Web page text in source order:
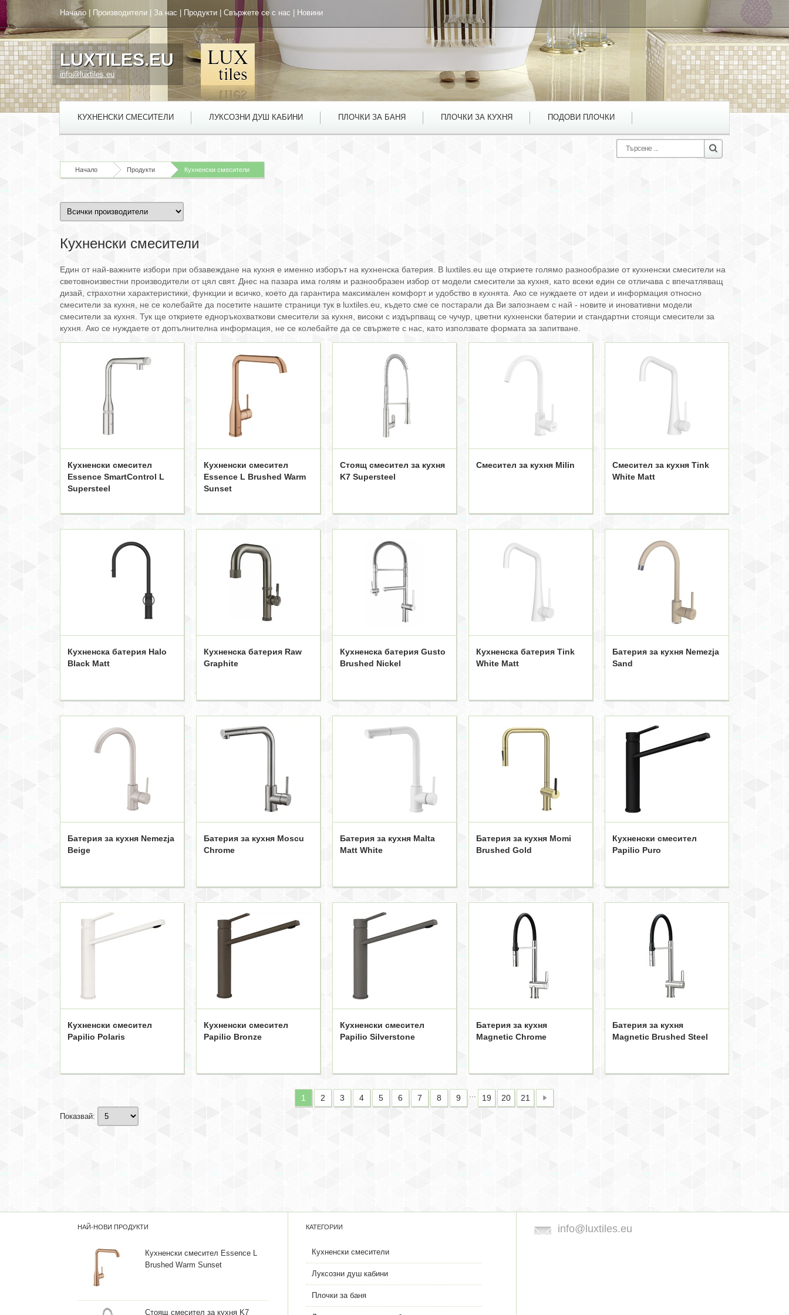
Начало Производители За нас Продукти Свържете се с нас Новини
LUXTILES.EU
info@luxtiles.eu
КУХНЕНСКИ СМЕСИТЕЛИ ЛУКСОЗНИ ДУШ КАБИНИ ПЛОЧКИ ЗА БАНЯ ПЛОЧКИ ЗА КУХНЯ ПОДОВИ ПЛОЧКИ
Начало Продукти Кухненски смесители
Кухненски смесители
Един от най-важните избори при обзавеждане на кухня е именно изборът на кухненска батерия. В luxtiles.eu ще откриете голямо разнообразие от кухненски смесители на
световноизвестни производители от цял свят. Днес на пазара има голям и разнообразен избор от модели смесители за кухня, като всеки един се отличава с впечатляващ
дизай, страхотни характеристики, функции и всичко, което да гарантира максимален комфорт и удобство в кухнята. Ако се нуждаете от идеи и информация относно
смесители за кухня, не се колебайте да посетите нашите страници тук в luxtiles.eu, където сме се постарали да Ви запознаем с най - новите и иновативни модели
смесители за кухня. Тук ще откриете едноръкохваткови смесители за кухня, високи с издърпващ се чучур, цветни кухненски батерии и стандартни стоящи смесители за
кухня. Ако се нуждаете от допълнителна информация, не се колебайте да се свържете с нас, като използвате формата за запитване.
Кухненски смесител
Essence SmartControl L
Supersteel
Кухненски смесител
Essence L Brushed Warm
Sunset
Стоящ смесител за кухня
K7 Supersteel
Смесител за кухня Milin
Смесител за кухня Tink
White Matt
Кухненска батерия Halo
Black Matt
Кухненска батерия Raw
Graphite
Кухненска батерия Gusto
Brushed Nickel
Кухненска батерия Tink
White Matt
Батерия за кухня Nemezja
Sand
Батерия за кухня Nemezja
Beige
Батерия за кухня Moscu
Chrome
Батерия за кухня Malta
Matt White
Батерия за кухня Momi
Brushed Gold
Кухненски смесител
Papilio Puro
Кухненски смесител
Papilio Polaris
Кухненски смесител
Papilio Bronze
Кухненски смесител
Papilio Silverstone
Батерия за кухня
Magnetic Chrome
Батерия за кухня
Magnetic Brushed Steel
1 2 3 4 5 6 7 8 9 19 20 21
Показвай:
НАЙ-НОВИ ПРОДУКТИ
Кухненски смесител Essence L
Brushed Warm Sunset
Стоящ смесител за кухня K7
КАТЕГОРИИ
Кухненски смесители
Луксозни душ кабини
Плочки за баня
info@luxtiles.eu